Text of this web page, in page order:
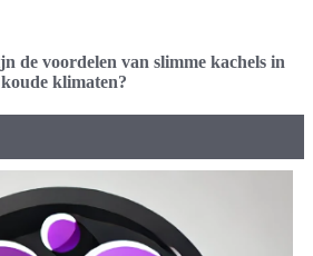
de voordelen van slimme kachels in
koude klimaten?